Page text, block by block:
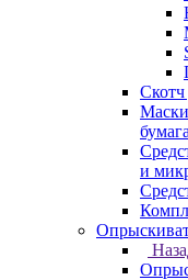
Скотч
бумага
и